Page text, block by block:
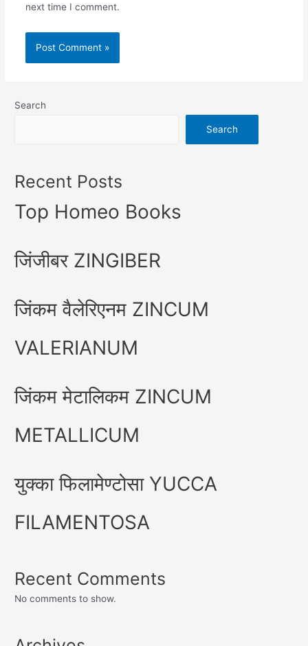
next time I comment.
Search
Search
Recent Posts
Top Homeo Books
जिंजीबर ZINGIBER
जिंकम वैलेरिएनम ZINCUM
VALERIANUM
जिंकम मेटालिकम ZINCUM
METALLICUM
युक्का फिलामेण्टोसा YUCCA
FILAMENTOSA
Recent Comments
No comments to show.